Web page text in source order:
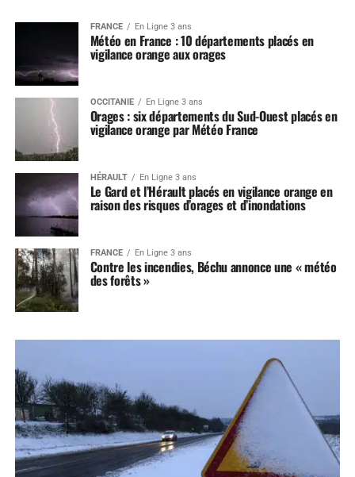
FRANCE En Ligne 3 ans
Météo en France : 10 départements placés en
vigilance orange aux orages
OCCITANIE En Ligne 3 ans
Orages : six départements du Sud-Ouest placés en
vigilance orange par Météo France
HÉRAULT En Ligne 3 ans
Le Gard et l’Hérault placés en vigilance orange en
raison des risques d’orages et d’inondations
FRANCE En Ligne 3 ans
Contre les incendies, Béchu annonce une « météo
des forêts »